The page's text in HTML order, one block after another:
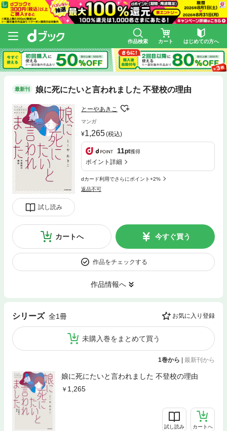
作品検索 カート はじめての方へ
最新刊 娘に死にたいと言われました 不登校の理由
試し読み
とーやあきこ
マンガ
1,265(税込)
11pt獲得
ポイント詳細
dカード利用でさらにポイント+2%
返品不可
カートへ 今すぐ買う
作品をチェックする
作品情報へ
シリーズ 全1冊 お気に入り登録
未購入巻をまとめて買う
1巻から | 最新刊から
娘に死にたいと言われました 不登校の理由
1,265
試し読み カートへ